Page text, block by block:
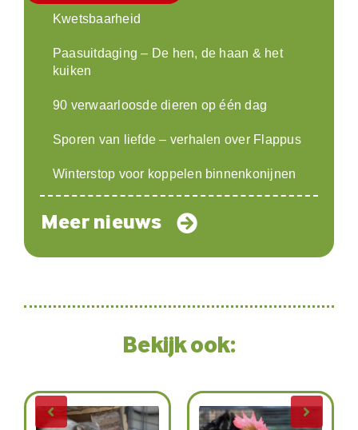
Kwetsbaarheid
Paasuitdaging – De hen, de haan & het
kuiken
90 verwaarloosde dieren op één dag
Sporen van liefde – verhalen over Flappus
Winterstop voor koppelen binnenkonijnen
Meer nieuws
Bekijk ook: